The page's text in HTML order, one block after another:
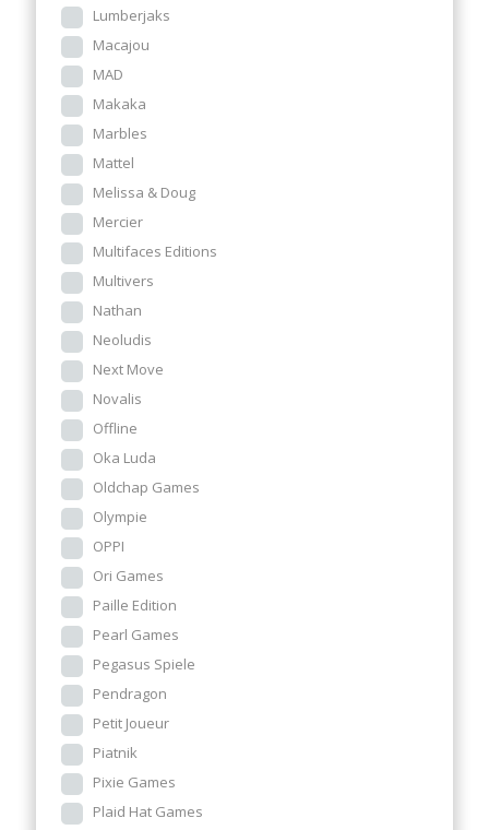
Lumberjaks
Macajou
MAD
Makaka
Marbles
Mattel
Melissa & Doug
Mercier
Multifaces Editions
Multivers
Nathan
Neoludis
Next Move
Novalis
Offline
Oka Luda
Oldchap Games
Olympie
OPPI
Ori Games
Paille Edition
Pearl Games
Pegasus Spiele
Pendragon
Petit Joueur
Piatnik
Pixie Games
Plaid Hat Games